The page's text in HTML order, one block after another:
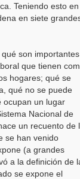
Teniendo esto en
en siete
son importantes
que tienen
hogares; qué se
qué no se puede
ocupan un lugar
Nacional de
un recuento de
se han venido
(a grandes
a la definición de
se expone el